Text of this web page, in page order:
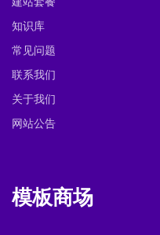
知识库
常见问题
联系我们
关于我们
网站公告
模板商场